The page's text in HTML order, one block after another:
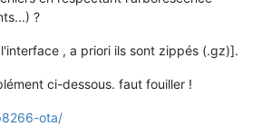
?
, a priori ils sont zippés (.gz)].
ci-dessous. faut fouiller !
ota/